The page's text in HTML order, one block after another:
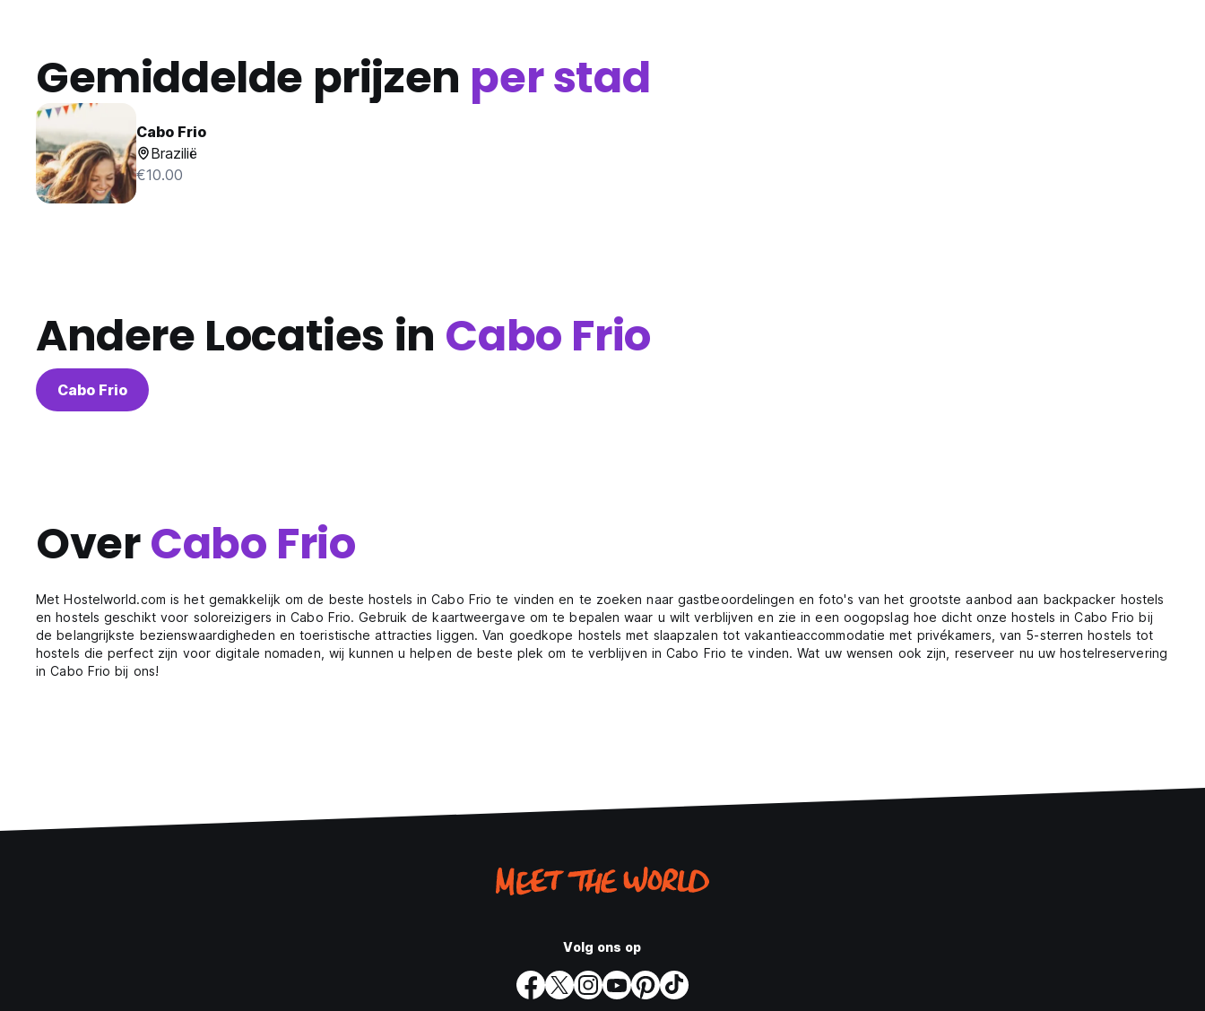
Gemiddelde prijzen per stad
Cabo Frio
Brazilië
€10.00
Andere Locaties in Cabo Frio
Cabo Frio
OverCabo Frio
Met Hostelworld.com is het gemakkelijk om de beste hostels in Cabo Frio te vinden en te zoeken naar gastbeoordelingen en foto's van het grootste aanbod aan backpacker hostels
en hostels geschikt voor soloreizigers in Cabo Frio. Gebruik de kaartweergave om te bepalen waar u wilt verblijven en zie in een oogopslag hoe dicht onze hostels in Cabo Frio bij
de belangrijkste bezienswaardigheden en toeristische attracties liggen. Van goedkope hostels met slaapzalen tot vakantieaccommodatie met privékamers, van 5-sterren hostels tot
hostels die perfect zijn voor digitale nomaden, wij kunnen u helpen de beste plek om te verblijven in Cabo Frio te vinden. Wat uw wensen ook zijn, reserveer nu uw hostelreservering
in Cabo Frio bij ons!
Volg ons op